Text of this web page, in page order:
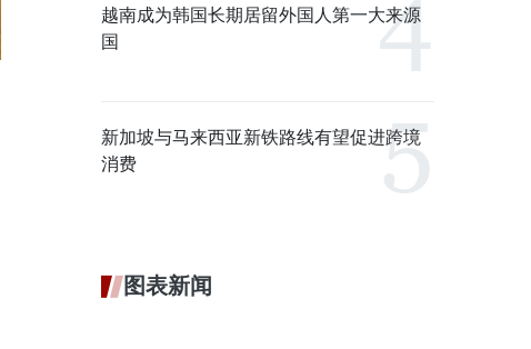
越南成为韩国长期居留外国人第一大来源
国
新加坡与马来西亚新铁路线有望促进跨境
消费
图表新闻